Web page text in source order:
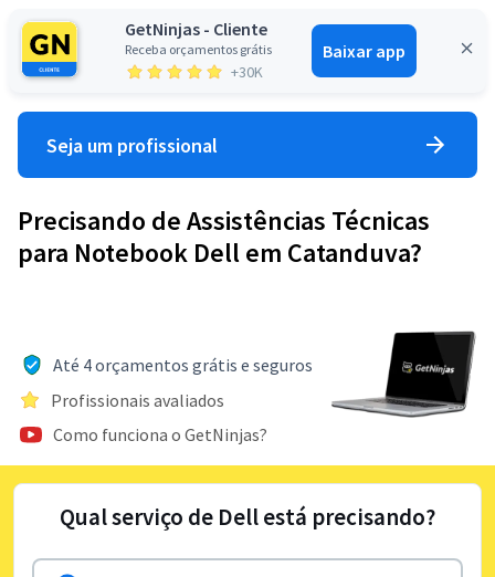
GetNinjas - Cliente
Receba orçamentos grátis
+30K
Baixar app
Entrar
Seja um profissional
Precisando de Assistências Técnicas
para Notebook Dell em Catanduva?
Até 4 orçamentos grátis e seguros
Profissionais avaliados
Como funciona o GetNinjas?
Qual serviço de Dell está precisando?